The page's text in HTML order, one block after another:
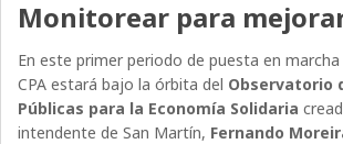
Monitorear para
En este primer periodo de puesta en
CPA estará bajo la órbita del Observatorio
Públicas para la Economía Solidaria
intendente de San Martín, Fernando